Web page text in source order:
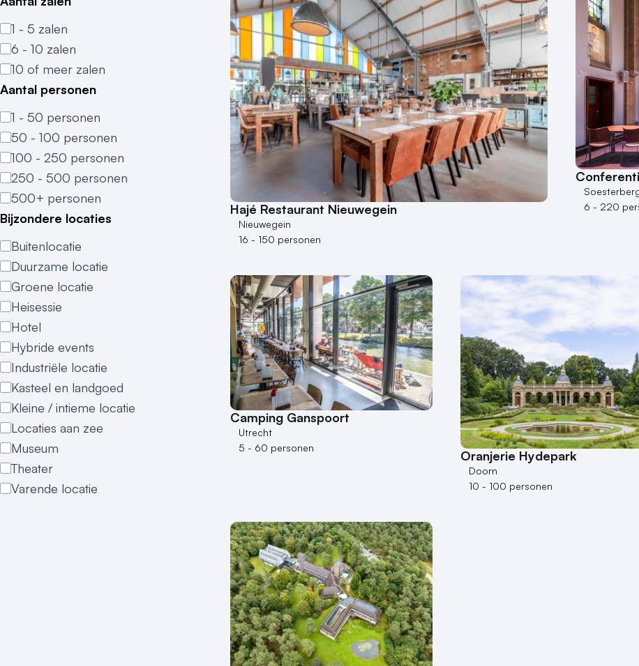
1 - 5 zalen
6 - 10 zalen
10 of meer zalen
Aantal personen
1 - 50 personen
50 - 100 personen
100 - 250 personen
250 - 500 personen
500+ personen
Bijzondere locaties
Buitenlocatie
Duurzame locatie
Groene locatie
Heisessie
Hotel
Hybride events
Industriële locatie
Kasteel en landgoed
Kleine / intieme locatie
Locaties aan zee
Museum
Theater
Varende locatie
Hajé Restaurant Nieuwegein
Nieuwegein
16 - 150 personen
6 - 220
Camping Ganspoort
Utrecht
5 - 60 personen
Oranjerie Hydepark
Doorn
10 - 100 personen